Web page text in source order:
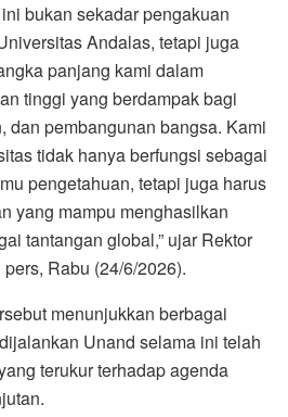
bukan sekadar pengakuan
Andalas, tetapi juga
panjang kami dalam
tinggi yang berdampak bagi
dan pembangunan bangsa. Kami
tidak hanya berfungsi sebagai
pengetahuan, tetapi juga harus
yang mampu menghasilkan
tantangan global,” ujar Rektor
Rabu (24/6/2026).
menunjukkan berbagai
Unand selama ini telah
terukur terhadap agenda